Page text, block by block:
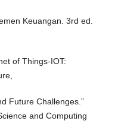
Keuangan. 3rd ed.
of Things-IOT:
Future Challenges.”
and Computing